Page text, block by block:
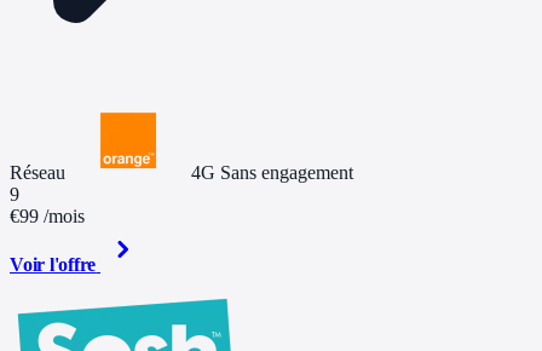
Réseau 4G Sans engagement
9
€99 /mois
Voir l'offre